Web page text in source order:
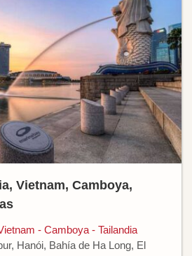
Vietnam, Camboya,
- Camboya - Tailandia
Hanói, Bahía de Ha Long, El